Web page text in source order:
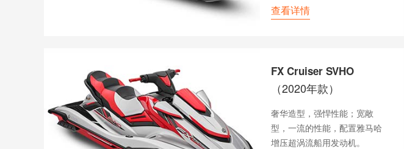
查看详情
FX Cruiser SVHO
（2020年款）
奢华造型，强悍性能；宽敞
型，一流的性能，配置雅马哈
增压超涡流船用发动机。